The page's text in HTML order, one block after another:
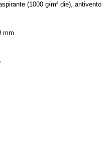
(1000 g/m² die), antivento
mm